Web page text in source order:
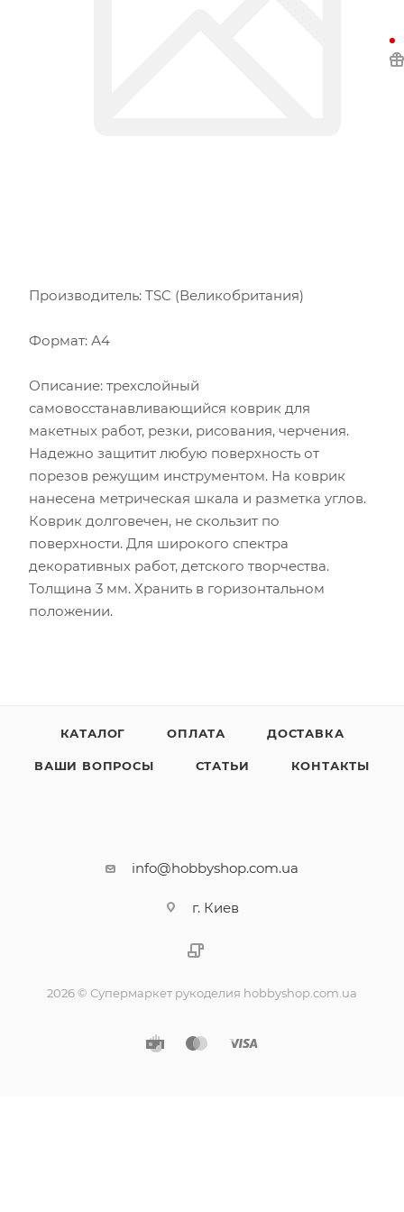
Производитель: TSC (Великобритания)
Формат: А4
Описание: трехслойный
самовосстанавливающийся коврик для
макетных работ, резки, рисования, черчения.
Надежно защитит любую поверхность от
порезов режущим инструментом. На коврик
нанесена метрическая шкала и разметка углов.
Коврик долговечен, не скользит по
поверхности. Для широкого спектра
декоративных работ, детского творчества.
Толщина 3 мм. Хранить в горизонтальном
положении.
КАТАЛОГ ОПЛАТА ДОСТАВКА
ВАШИ ВОПРОСЫ СТАТЬИ КОНТАКТЫ
info@hobbyshop.com.ua
г. Киев
2026 © Супермаркет рукоделия hobbyshop.com.ua